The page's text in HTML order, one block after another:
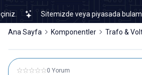
Sitemizde veya piyasada
Ana Sayfa Komponentler Trafo &
0 Yorum